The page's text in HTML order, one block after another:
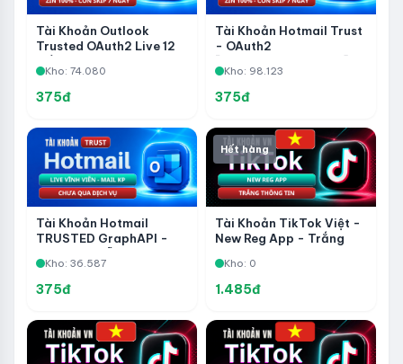
Tài Khoản Outlook
Trusted OAuth2 Live 12
IMAP/POP3/GRAPH –
Zin 100% – Còn Skip 7
Kho: 74.080
375đ
Tài Khoản Hotmail Trust
- OAuth2
Live 12 đến 36 Months -
Zin 100% - Còn Skip 7
Kho: 98.123
375đ
Tài Khoản Hotmail
TRUSTED GraphAPI -
Phục Fviainboxes - Chưa
Qua Dịch Vụ
Kho: 36.587
375đ
Hết hàng
Tài Khoản TikTok Việt -
New Reg App - Trắng
Kho: 0
1.485đ